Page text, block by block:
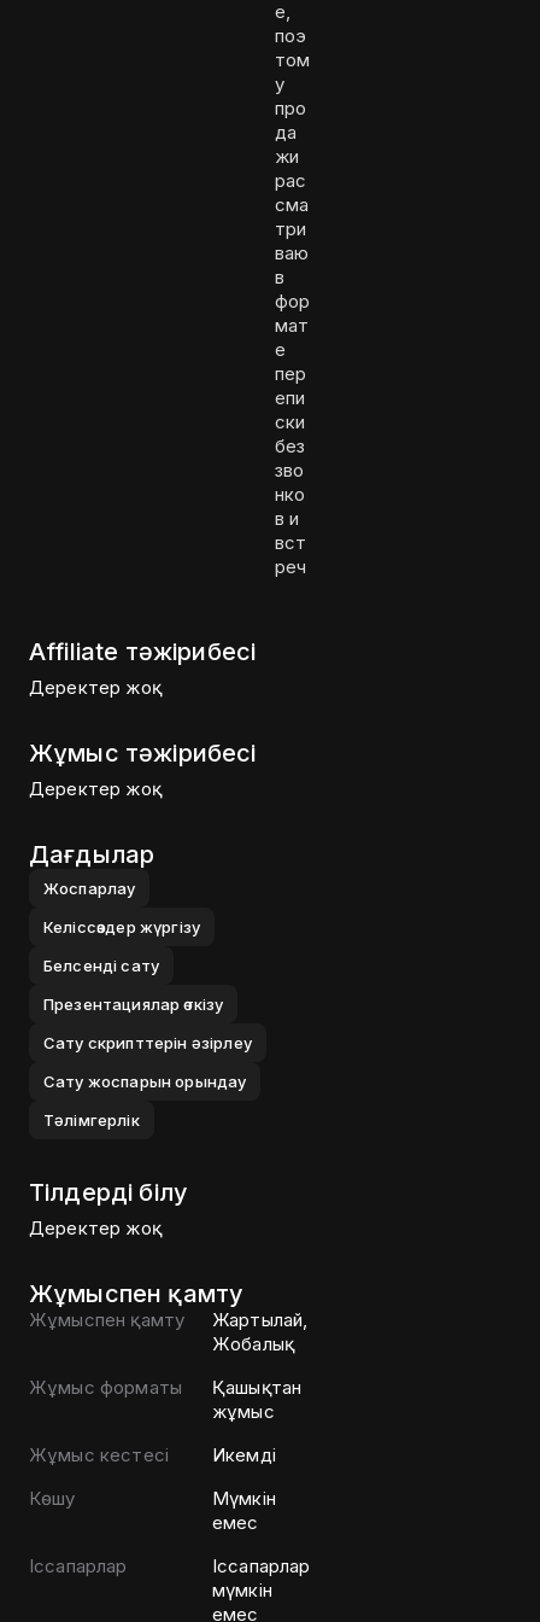
е,
поэ
том
у
про
да
жи
рас
сма
три
ваю
в
фор
мат
е
пер
епи
ски
без
зво
нко
в и
вст
реч
Affiliate тәжірибесі
Деректер жоқ
Жұмыс тәжірибесі
Деректер жоқ
Дағдылар
Жоспарлау
Келіссөздер жүргізу
Белсенді сату
Презентациялар өткізу
Сату скрипттерін әзірлеу
Сату жоспарын орындау
Тәлімгерлік
Тілдерді білу
Деректер жоқ
Жұмыспен қамту
Жұмыспен қамту
Жартылай,
Жобалық
Жұмыс форматы
Қашықтан
жұмыс
Жұмыс кестесі
Икемді
Көшу
Мүмкін
емес
Іссапарлар
Іссапарлар
мүмкін
емес